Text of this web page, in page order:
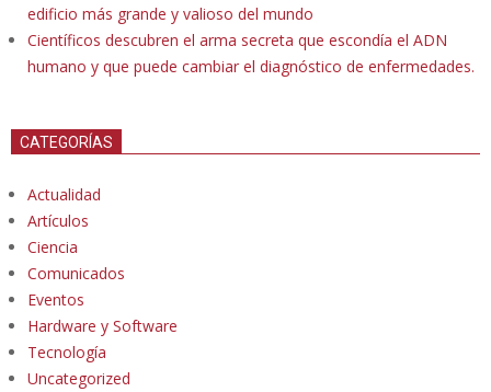
edificio más grande y valioso del mundo
Científicos descubren el arma secreta que escondía el ADN
humano y que puede cambiar el diagnóstico de enfermedades.
CATEGORÍAS
Actualidad
Artículos
Ciencia
Comunicados
Eventos
Hardware y Software
Tecnología
Uncategorized